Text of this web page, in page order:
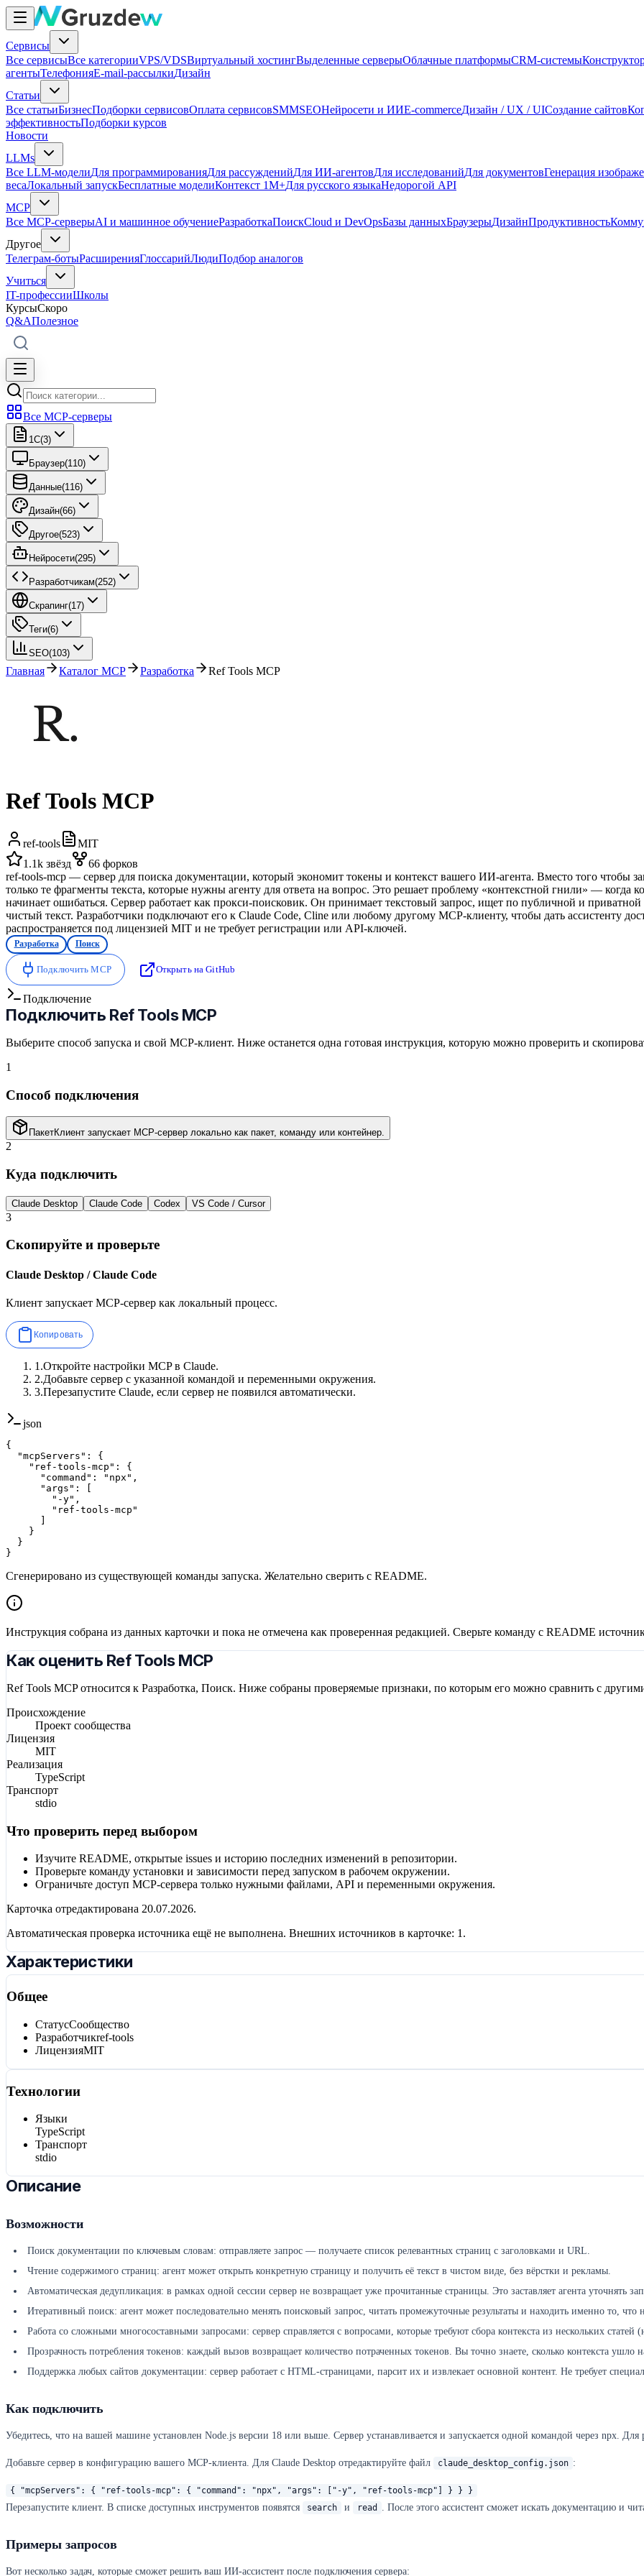
Сервисы
Все сервисыВсе категорииVPS/VDSВиртуальный хостингВыделенные серверыОблачные платформыCRM-системы
агентыТелефонияE-mail-рассылкиДизайн
Статьи
Все статьиБизнесПодборки сервисовОплата сервисовSMMSEOНейросети и ИИE-commerceДизайн / UX / UIСоздание сайтов
эффективностьПодборки курсов
Новости
LLMs
Все LLM-моделиДля программированияДля рассужденийДля ИИ-агентовДля исследованийДля документовГенерация
весаЛокальный запускБесплатные моделиКонтекст 1M+Для русского языкаНедорогой API
MCP
Все MCP-серверыAI и машинное обучениеРазработкаПоискCloud и DevOpsБазы данныхБраузерыДизайнПродуктивность
Другое
Телеграм-ботыРасширенияГлоссарийЛюдиПодбор аналогов
Учиться
IT-профессииШколы
КурсыСкоро
Q&AПолезное
Все MCP-серверы
1C(3)
Браузер(110)
Данные(116)
Дизайн(66)
Другое(523)
Нейросети(295)
Разработчикам(252)
Скрапинг(17)
Теги(6)
SEO(103)
Главная Каталог MCP Разработка Ref Tools MCP
Ref Tools MCP
ref-tools
MIT
1.1k звёзд 66 форков
ref-tools-mcp — сервер для поиска документации, который экономит токены и контекст вашего ИИ-агента. Вместо того чтобы
только те фрагменты текста, которые нужны агенту для ответа на вопрос. Это решает проблему «контекстной гнили» — когда
начинает ошибаться. Сервер работает как прокси-поисковик. Он принимает текстовый запрос, ищет по публичной и
чистый текст. Разработчики подключают его к Claude Code, Cline или любому другому MCP-клиенту, чтобы дать ассистенту
распространяется под лицензией MIT и не требует регистрации или API-ключей.
Разработка Поиск
Подключить MCP Открыть на GitHub
Подключение
Подключить Ref Tools MCP
Выберите способ запуска и свой MCP-клиент. Ниже останется одна готовая инструкция, которую можно проверить и
1
Способ подключения
ПакетКлиент запускает MCP-сервер локально как пакет, команду или контейнер.
2
Куда подключить
Claude Desktop Claude Code Codex VS Code / Cursor
3
Скопируйте и проверьте
Claude Desktop / Claude Code
Клиент запускает MCP-сервер как локальный процесс.
Копировать
1 .Откройте настройки MCP в Claude.
2.Добавьте сервер с указанной командой и переменными окружения.
3.Перезапустите Claude, если сервер не появился автоматически.
json
{
  "mcpServers": {
    "ref-tools-mcp": {
      "command": "npx",
      "args": [
        "-y",
        "ref-tools-mcp"
    }
  }
}
Сгенерировано из существующей команды запуска. Желательно сверить с README.
Инструкция собрана из данных карточки и пока не отмечена как проверенная редакцией. Сверьте команду с README
Как оценить Ref Tools MCP
Ref Tools MCP относится к Разработка, Поиск. Ниже собраны проверяемые признаки, по которым его можно сравнить с
Происхождение
Проект сообщества
Лицензия
MIT
Реализация
TypeScript
Транспорт
stdio
Что проверить перед выбором
Изучите README, открытые issues и историю последних изменений в репозитории.
Проверьте команду установки и зависимости перед запуском в рабочем окружении.
Ограничьте доступ MCP-сервера только нужными файлами, API и переменными окружения.
Карточка отредактирована 20.07.2026.
Автоматическая проверка источника ещё не выполнена. Внешних источников в карточке: 1.
Характеристики
Общее
СтатусСообщество
Разработчикref-tools
ЛицензияMIT
Технологии
Языки
TypeScript
Транспорт
stdio
Описание
Возможности
Поиск документации по ключевым словам: отправляете запрос — получаете список релевантных страниц с заголовками и URL.
Чтение содержимого страниц: агент может открыть конкретную страницу и получить её текст в чистом виде, без вёрстки и рекламы.
Автоматическая дедупликация: в рамках одной сессии сервер не возвращает уже прочитанные страницы. Это заставляет агента уточнять
Итеративный поиск: агент может последовательно менять поисковый запрос, читать промежуточные результаты и находить именно то,
Работа со сложными многосоставными запросами: сервер справляется с вопросами, которые требуют сбора контекста из нескольких
Прозрачность потребления токенов: каждый вызов возвращает количество потраченных токенов. Вы точно знаете, сколько контекста ушло
Поддержка любых сайтов документации: сервер работает с HTML-страницами, парсит их и извлекает основной контент. Не требует
Как подключить
Убедитесь, что на вашей машине установлен Node.js версии 18 или выше. Сервер устанавливается и запускается одной командой через npx. Для
Добавьте сервер в конфигурацию вашего MCP-клиента. Для Claude Desktop отредактируйте файл claude_desktop_config.json :
{ "mcpServers": { "ref-tools-mcp": { "command": "npx", "args": ["-y", "ref-tools-mcp"] } } }
Перезапустите клиент. В списке доступных инструментов появятся search и read . После этого ассистент сможет искать документацию и
Примеры запросов
Вот несколько задач, которые сможет решить ваш ИИ-ассистент после подключения сервера: